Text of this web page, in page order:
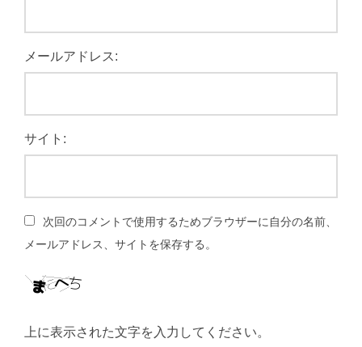
メールアドレス:
サイト:
次回のコメントで使用するためブラウザーに自分の名前、
メールアドレス、サイトを保存する。
上に表示された文字を入力してください。